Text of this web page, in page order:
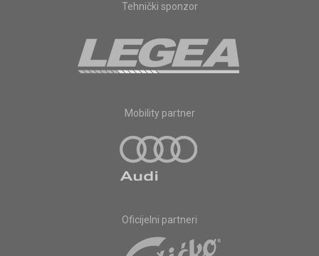
Tehnički sponzor
Mobility partner
Oficijelni partneri